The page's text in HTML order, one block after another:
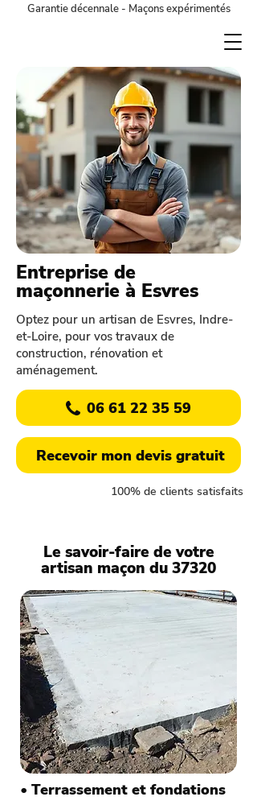
Garantie décennale - Maçons expérimentés
Entreprise de
maçonnerie à Esvres
Optez pour un artisan de Esvres, Indre-
et-Loire, pour vos travaux de
construction, rénovation et
aménagement.
06 61 22 35 59
Recevoir mon devis gratuit
100% de clients satisfaits
Le savoir-faire de votre
artisan maçon du 37320
• Terrassement et fondations